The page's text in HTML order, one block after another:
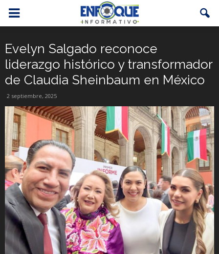
Evelyn Salgado reconoce
liderazgo histórico y transformador
de Claudia Sheinbaum en México
2 septiembre, 2025